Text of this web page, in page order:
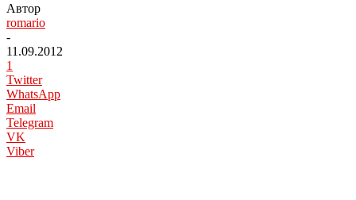
Автор
romario
-
11.09.2012
1
Twitter
WhatsApp
Email
Telegram
VK
Viber